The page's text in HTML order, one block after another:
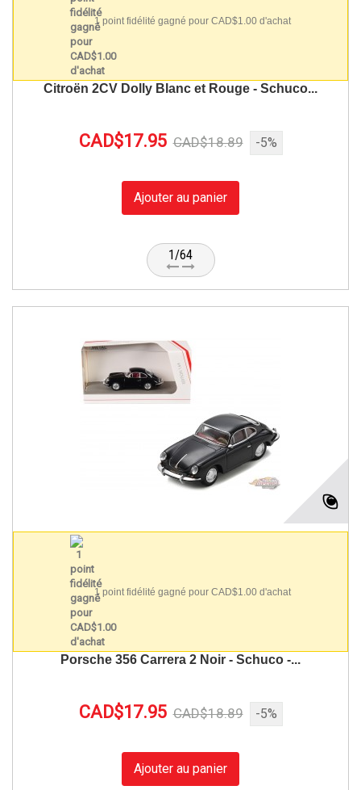
1 point fidélité gagné pour CAD$1.00 d'achat
Citroën 2CV Dolly Blanc et Rouge - Schuco...
CAD$17.95 CAD$18.89 -5%
Ajouter au panier
1/64
1 point fidélité gagné pour CAD$1.00 d'achat
Porsche 356 Carrera 2 Noir - Schuco -...
CAD$17.95 CAD$18.89 -5%
Ajouter au panier